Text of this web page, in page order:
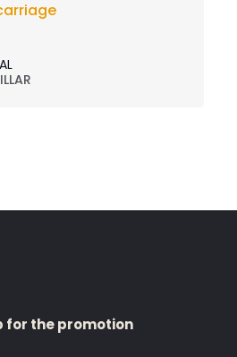
for the promotion